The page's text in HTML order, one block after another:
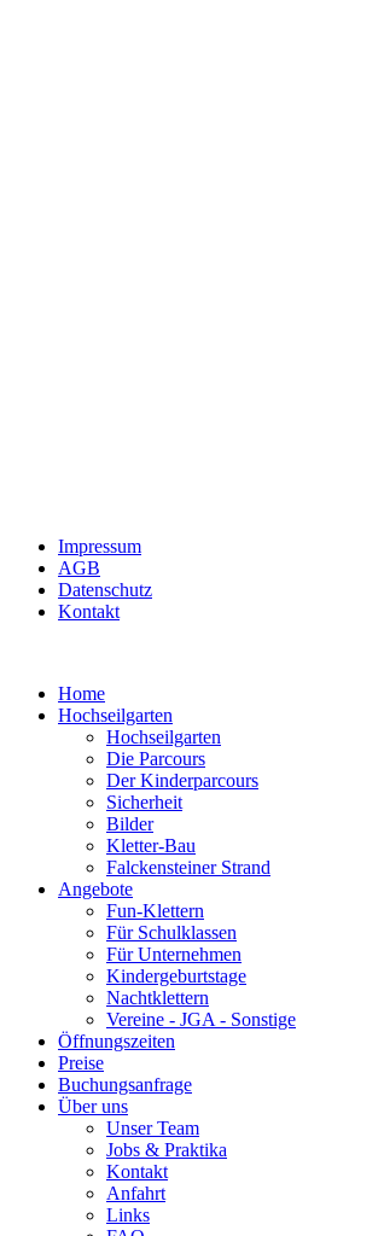
Impressum
AGB
Datenschutz
Kontakt
Home
Hochseilgarten
Hochseilgarten
Die Parcours
Der Kinderparcours
Sicherheit
Bilder
Kletter-Bau
Falckensteiner Strand
Angebote
Fun-Klettern
Für Schulklassen
Für Unternehmen
Kindergeburtstage
Nachtklettern
Vereine - JGA - Sonstige
Öffnungszeiten
Preise
Buchungsanfrage
Über uns
Unser Team
Jobs & Praktika
Kontakt
Anfahrt
Links